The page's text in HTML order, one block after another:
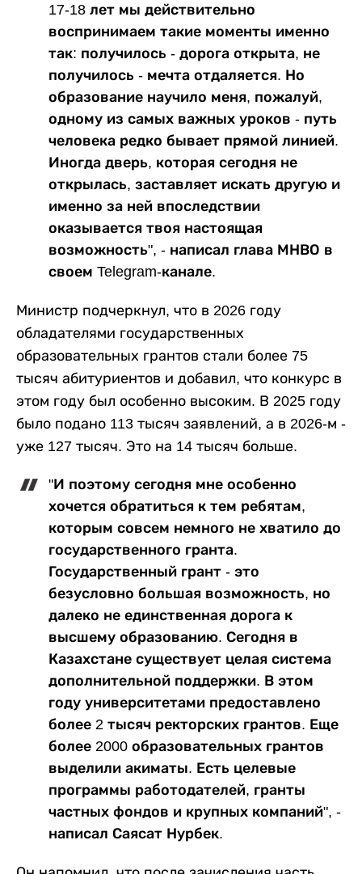
17-18 лет мы действительно
воспринимаем такие моменты именно
так: получилось - дорога открыта, не
получилось - мечта отдаляется. Но
образование научило меня, пожалуй,
одному из самых важных уроков - путь
человека редко бывает прямой линией.
Иногда дверь, которая сегодня не
открылась, заставляет искать другую и
именно за ней впоследствии
оказывается твоя настоящая
возможность", - написал глава МНВО в
своем Telegram-канале.
Министр подчеркнул, что в 2026 году
обладателями государственных
образовательных грантов стали более 75
тысяч абитуриентов и добавил, что конкурс в
этом году был особенно высоким. В 2025 году
было подано 113 тысяч заявлений, а в 2026-м -
уже 127 тысяч. Это на 14 тысяч больше.
"И поэтому сегодня мне особенно
хочется обратиться к тем ребятам,
которым совсем немного не хватило до
государственного гранта.
Государственный грант - это
безусловно большая возможность, но
далеко не единственная дорога к
высшему образованию. Сегодня в
Казахстане существует целая система
дополнительной поддержки. В этом
году университетами предоставлено
более 2 тысяч ректорских грантов. Еще
более 2000 образовательных грантов
выделили акиматы. Есть целевые
программы работодателей, гранты
частных фондов и крупных компаний", -
написал Саясат Нурбек.